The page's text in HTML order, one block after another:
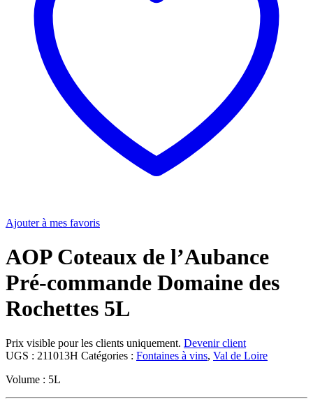
Ajouter à mes favoris
AOP Coteaux de l’Aubance
Pré-commande Domaine des
Rochettes 5L
Prix visible pour les clients uniquement. Devenir client
UGS : 211013H Catégories : Fontaines à vins, Val de Loire
Volume : 5L